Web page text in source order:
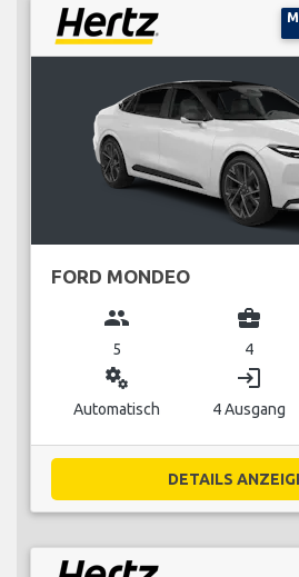
FORD MONDEO
group
5
business_center
4
miscellaneous_services
Automatisch
login
4 Ausgang
DETAILS